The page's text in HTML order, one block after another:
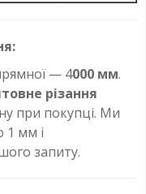
— 4000 мм.
різання
при покупці. Ми
1 мм і
запиту.